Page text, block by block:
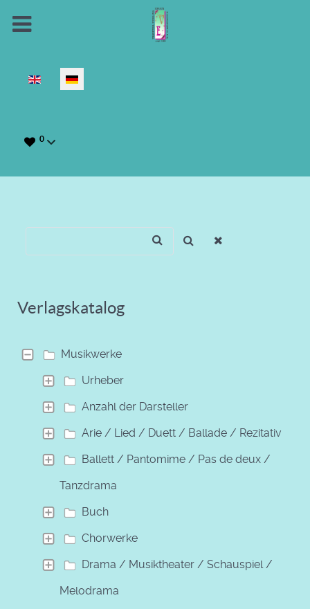
Sprache auswählen
0
Verlagskatalog
Musikwerke
Urheber
Anzahl der Darsteller
Arie / Lied / Duett / Ballade / Rezitativ
Ballett / Pantomime / Pas de deux /
Tanzdrama
Buch
Chorwerke
Drama / Musiktheater / Schauspiel /
Melodrama